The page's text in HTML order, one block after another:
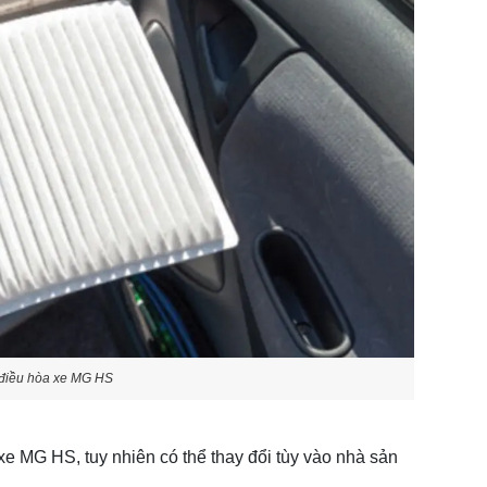
hòa xe MG HS
MG HS, tuy nhiên có thể thay đổi tùy vào nhà sản